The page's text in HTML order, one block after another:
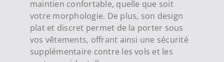
maintien confortable, quelle que soit
votre morphologie. De plus, son design
plat et discret permet de la porter sous
vos vêtements, offrant ainsi une sécurité
supplémentaire contre les vols et les